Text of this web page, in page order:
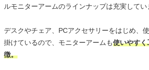
ルモニターアームのラインナップは充実してい
デスクやチェア、PCアクセサリーをはじめ、
掛けているので、モニターアームも使いやすく
徴。